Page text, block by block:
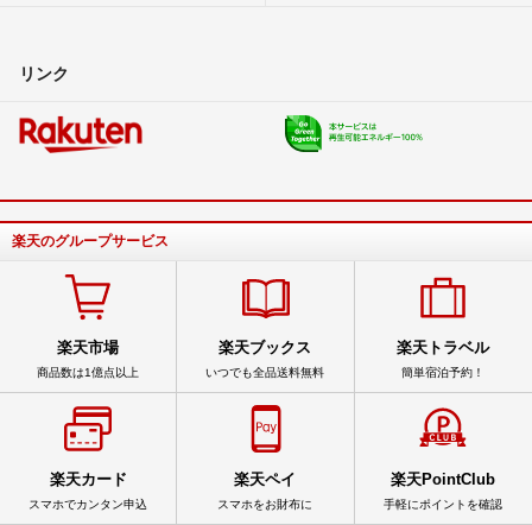
リンク
楽天のグループサービス
楽天市場
商品数は1億点以上
楽天ブックス
いつでも全品送料無料
楽天トラベル
簡単宿泊予約！
楽天カード
スマホでカンタン申込
楽天ペイ
スマホをお財布に
楽天PointClub
手軽にポイントを確認